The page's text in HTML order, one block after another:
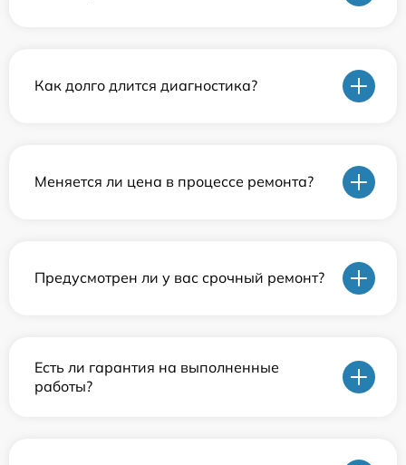
Как долго длится диагностика?
Меняется ли цена в процессе ремонта?
Предусмотрен ли у вас срочный ремонт?
Есть ли гарантия на выполненные
работы?